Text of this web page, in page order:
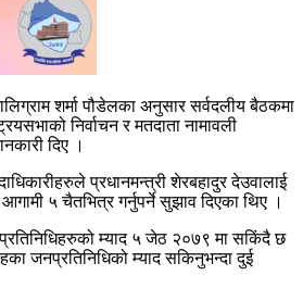
शर्मा पौडेलका अनुसार सर्वदलीय बैठकमा
निर्वाचन र मतदाता नामावली
दिए ।
प्रधानमन्त्री शेरबहादुर देउवालाई
५ चैतभित्र गर्नुपर्ने सुझाव दिएका थिए ।
म्याद ५ जेठ २०७९ मा सकिंदै छ
जनप्रतिनिधिको म्याद सकिनुभन्दा दुई